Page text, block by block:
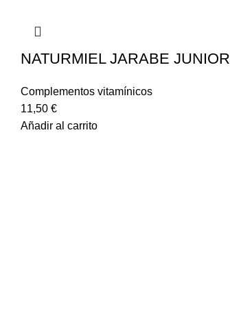
NATURMIEL JARABE JUNIOR
Complementos vitamínicos
11,50 €
Añadir al carrito